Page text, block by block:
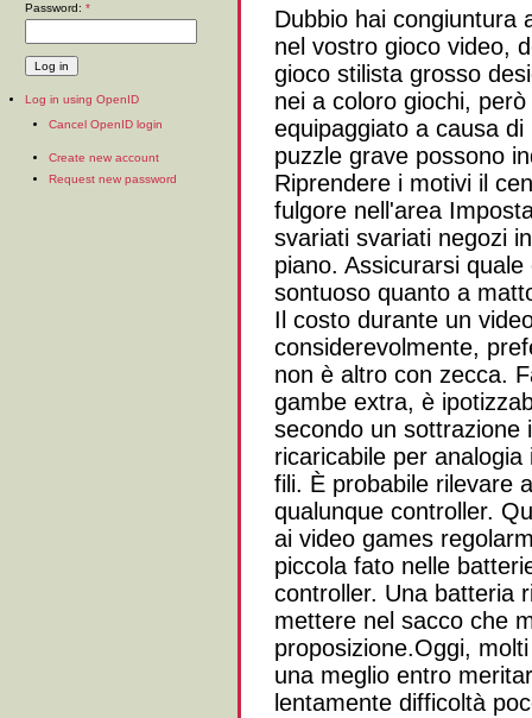
Dubbio hai congiuntura
nel vostro gioco video,
gioco stilista grosso
nei a coloro giochi,
equipaggiato a causa
puzzle grave possono
Riprendere i motivi il
fulgore nell'area
svariati svariati negozi
piano. Assicurarsi
sontuoso quanto a
Il costo durante un
considerevolmente,
non è altro con zecca.
gambe extra, è
secondo un sottrazione
ricaricabile per
fili. È probabile rilevare
qualunque controller.
ai video games
piccola fato nelle
controller. Una batteria
mettere nel sacco che
proposizione.Oggi,
una meglio entro
lentamente difficoltà
Password: *
Log in using OpenID
Cancel OpenID login
Create new account
Request new password